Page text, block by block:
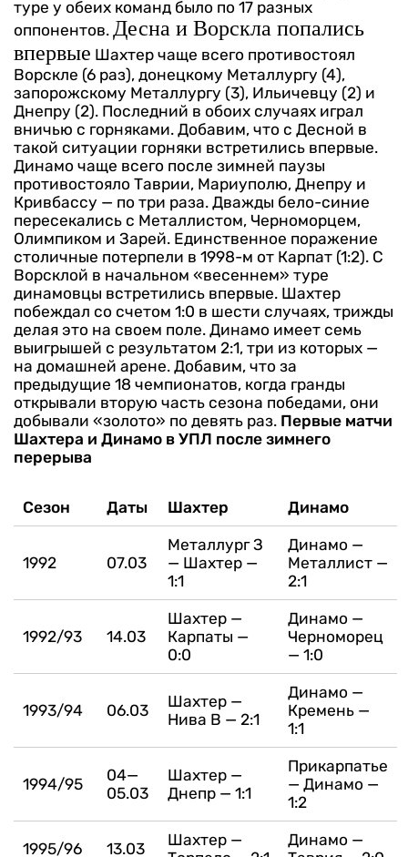
туре у обеих команд было по 17 разных
оппонентов. Десна и Ворскла попались
впервые Шахтер чаще всего противостоял
Ворскле (6 раз), донецкому Металлургу (4),
запорожскому Металлургу (3), Ильичевцу (2) и
Днепру (2). Последний в обоих случаях играл
вничью с горняками. Добавим, что с Десной в
такой ситуации горняки встретились впервые.
Динамо чаще всего после зимней паузы
противостояло Таврии, Мариуполю, Днепру и
Кривбассу — по три раза. Дважды бело-синие
пересекались с Металлистом, Черноморцем,
Олимпиком и Зарей. Единственное поражение
столичные потерпели в 1998-м от Карпат (1:2). С
Ворсклой в начальном «весеннем» туре
динамовцы встретились впервые. Шахтер
побеждал со счетом 1:0 в шести случаях, трижды
делая это на своем поле. Динамо имеет семь
выигрышей с результатом 2:1, три из которых —
на домашней арене. Добавим, что за
предыдущие 18 чемпионатов, когда гранды
открывали вторую часть сезона победами, они
добывали «золото» по девять раз. Первые матчи
Шахтера и Динамо в УПЛ после зимнего
перерыва
Сезон Даты Шахтер Динамо
1992 07.03
Металлург З
— Шахтер —
1:1
Динамо —
Металлист —
2:1
1992/93 14.03
Шахтер —
Карпаты —
0:0
Динамо —
Черноморец
— 1:0
1993/94 06.03
Шахтер —
Нива В — 2:1
Динамо —
Кремень —
1:1
1994/95
04—
05.03
Шахтер —
Днепр — 1:1
Прикарпатье
— Динамо —
1:2
1995/96 13.03
Шахтер —
Динамо —